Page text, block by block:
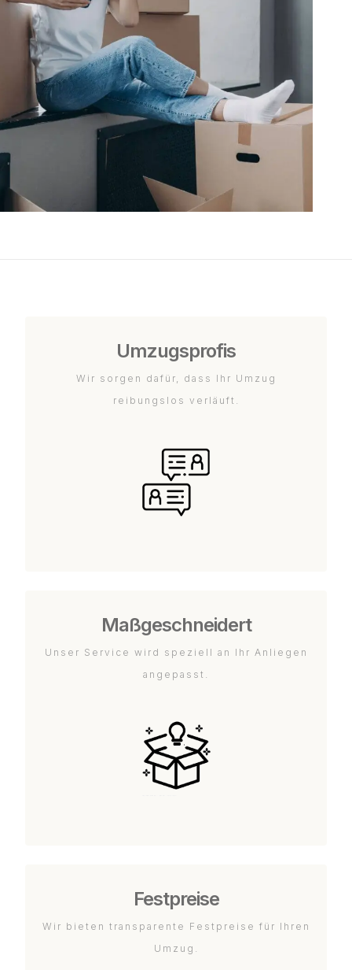
Umzugsprofis
Wir sorgen dafür, dass Ihr Umzug
reibungslos verläuft.
Maßgeschneidert
Unser Service wird speziell an Ihr Anliegen
angepasst.
Festpreise
Wir bieten transparente Festpreise für Ihren
Umzug.